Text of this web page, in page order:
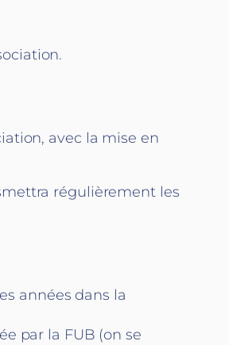
avec la mise en
régulièrement les
années dans la
par la FUB (on se